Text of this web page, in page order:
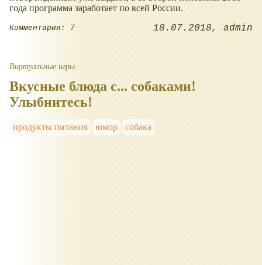
года программа заработает по всей России.
Комментарии: 7 18.07.2018 admin
Виртуальные игры
Вкусные блюда с... собаками!
Улыбнитесь!
продукты питания юмор собака